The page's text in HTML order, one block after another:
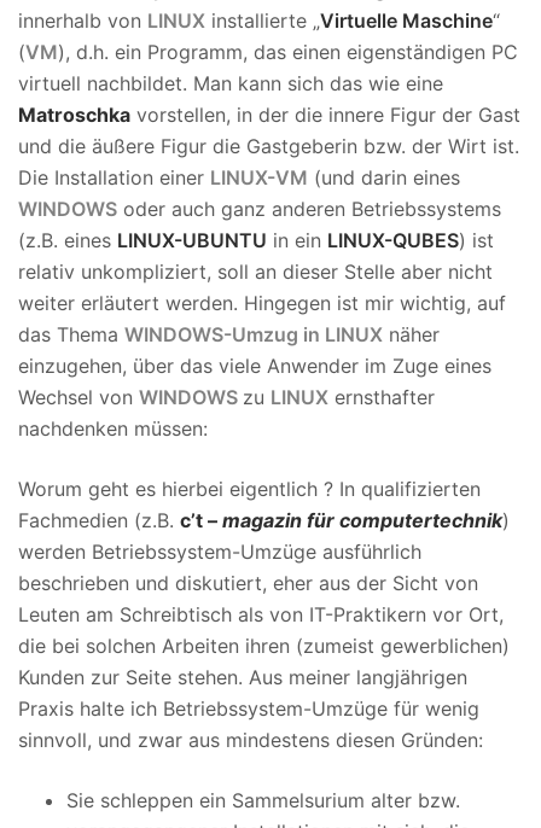
innerhalb von LINUX installierte „Virtuelle Maschine“
(VM), d.h. ein Programm, das einen eigenständigen PC
virtuell nachbildet. Man kann sich das wie eine
Matroschka vorstellen, in der die innere Figur der Gast
und die äußere Figur die Gastgeberin bzw. der Wirt ist.
Die Installation einer LINUX-VM (und darin eines
WINDOWS oder auch ganz anderen Betriebssystems
(z.B. eines LINUX-UBUNTU in ein LINUX-QUBES) ist
relativ unkompliziert, soll an dieser Stelle aber nicht
weiter erläutert werden. Hingegen ist mir wichtig, auf
das Thema WINDOWS-Umzug in LINUX näher
einzugehen, über das viele Anwender im Zuge eines
Wechsel von WINDOWS zu LINUX ernsthafter
nachdenken müssen:
Worum geht es hierbei eigentlich ? In qualifizierten
Fachmedien (z.B. c’t – magazin für computertechnik)
werden Betriebssystem-Umzüge ausführlich
beschrieben und diskutiert, eher aus der Sicht von
Leuten am Schreibtisch als von IT-Praktikern vor Ort,
die bei solchen Arbeiten ihren (zumeist gewerblichen)
Kunden zur Seite stehen. Aus meiner langjährigen
Praxis halte ich Betriebssystem-Umzüge für wenig
sinnvoll, und zwar aus mindestens diesen Gründen:
Sie schleppen ein Sammelsurium alter bzw.